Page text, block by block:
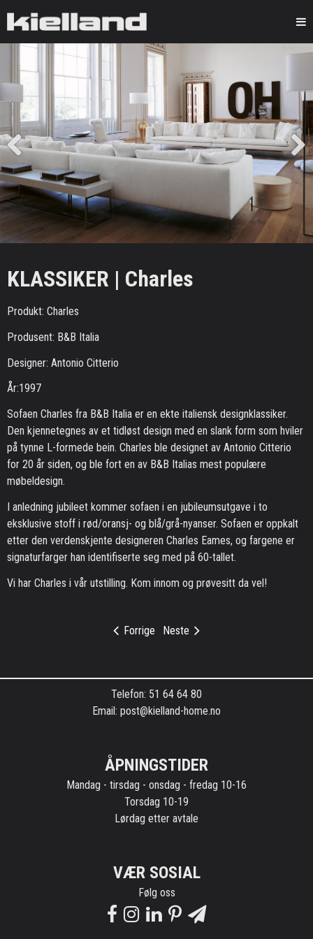
Kielland
Previous Next
KLASSIKER | Charles
Produkt: Charles
Produsent: B&B Italia
Designer: Antonio Citterio
År:1997
Sofaen Charles fra B&B Italia er en ekte italiensk designklassiker.
Den kjennetegnes av et tidløst design med en slank form som hviler
på tynne L-formede bein. Charles ble designet av Antonio Citterio
for 20 år siden, og ble fort en av B&B Italias mest populære
møbeldesign.
I anledning jubileet kommer sofaen i en jubileumsutgave i to
eksklusive stoff i rød/oransj- og blå/grå-nyanser. Sofaen er oppkalt
etter den verdenskjente designeren Charles Eames, og fargene er
signaturfarger han identifiserte seg med på 60-tallet.
Vi har Charles i vår utstilling. Kom innom og prøvesitt da vel!
Forrige Neste
KontaktinformasjonTelefon: 51 64 64 80
Email: post@kielland-home.no
ÅPNINGSTIDER
Mandag - tirsdag - onsdag - fredag 10-16
Torsdag 10-19
Lørdag etter avtale
VÆR SOSIAL
Følg oss